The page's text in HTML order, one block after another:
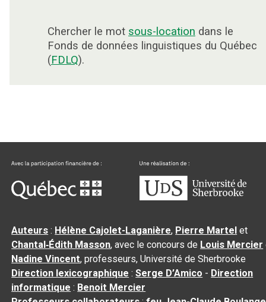
Chercher le mot sous-location dans le
Fonds de données linguistiques du Québec
(FDLQ).
Auteurs : Hélène Cajolet-Laganière, Pierre Martel et
Chantal‑Édith Masson, avec le concours de Louis Mercier
Nadine Vincent, professeurs, Université de Sherbrooke
Direction lexicographique :Serge D’Amico - Direction
informatique : Benoit Mercier